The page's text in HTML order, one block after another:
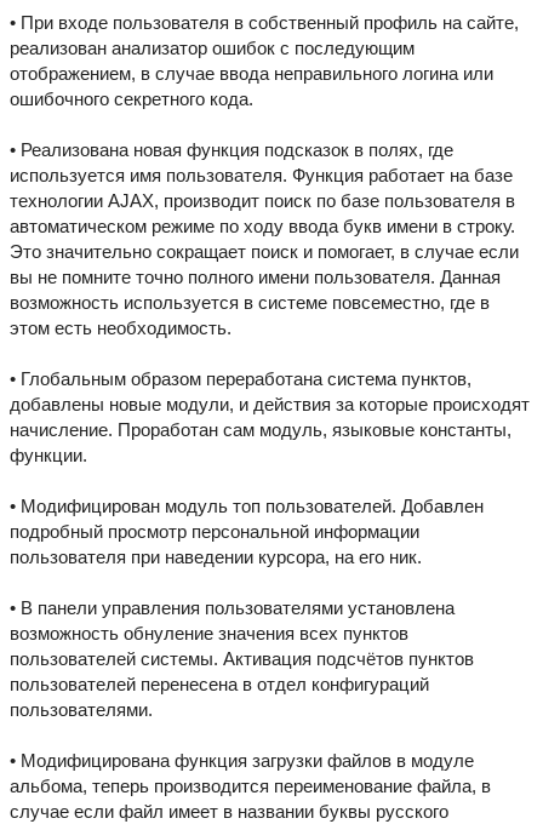
• При входе пользователя в собственный профиль на сайте,
реализован анализатор ошибок с последующим
отображением, в случае ввода неправильного логина или
ошибочного секретного кода.
• Реализована новая функция подсказок в полях, где
используется имя пользователя. Функция работает на базе
технологии AJAX, производит поиск по базе пользователя в
автоматическом режиме по ходу ввода букв имени в строку.
Это значительно сокращает поиск и помогает, в случае если
вы не помните точно полного имени пользователя. Данная
возможность используется в системе повсеместно, где в
этом есть необходимость.
• Глобальным образом переработана система пунктов,
добавлены новые модули, и действия за которые происходят
начисление. Проработан сам модуль, языковые константы,
функции.
• Модифицирован модуль топ пользователей. Добавлен
подробный просмотр персональной информации
пользователя при наведении курсора, на его ник.
• В панели управления пользователями установлена
возможность обнуление значения всех пунктов
пользователей системы. Активация подсчётов пунктов
пользователей перенесена в отдел конфигураций
пользователями.
• Модифицирована функция загрузки файлов в модуле
альбома, теперь производится переименование файла, в
случае если файл имеет в названии буквы русского